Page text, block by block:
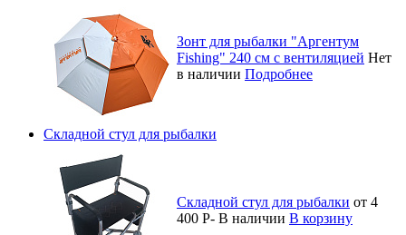
Зонт для рыбалки "Аргентум
Fishing" 240 см с вентиляцией Нет
в наличии Подробнее
Складной стул для рыбалки
Складной стул для рыбалки от 4
400 Р- В наличии В корзину